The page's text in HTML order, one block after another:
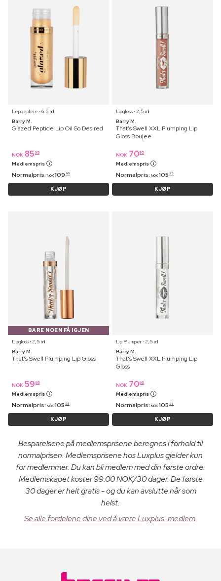
Leppepleie ⋅ 6.5 ml
Barry M.
Glazed Peptide Lip Oil So Desired
NOK 85 95
Medlemspris
Normalpris: NOK 109 95
KJØP
Lipgloss ⋅ 2,5 ml
Barry M.
That's Swell XXL Plumping Lip
Gloss Boujee
NOK 7095
Medlemspris
Normalpris: NOK 105 95
KJØP
BARE NOEN FÅ IGJEN
Lipgloss ⋅ 2,5 ml
Barry M.
That's Swell Plumping Lip Gloss
NOK 59 95
Medlemspris
Normalpris: NOK 105 95
KJØP
Lip Plumper ⋅ 2,5 ml
Barry M.
That's Swell XXL Plumping Lip
Gloss
NOK 7095
Medlemspris
Normalpris: NOK 105 95
KJØP
Besparelsene på medlemsprisene beregnes i forhold til
normalprisen. Medlemsprisene hos Luxplus gjelder kun
for medlemmer. Du kan bli medlem med din første ordre.
Medlemskapet koster 99.00 NOK/30 dager. De første
30 dager er helt gratis - og du kan avslutte når som
helst.
Se alle fordelene dine ved å være Luxplus-medlem.